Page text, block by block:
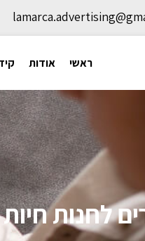
ראשי אודות
לחנות